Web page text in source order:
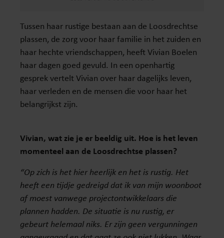
Tussen haar rustige bestaan aan de Loosdrechtse
plassen, de zorg voor haar familie in het zuiden en
haar hechte vriendschappen, heeft Vivian Boelen
haar dagen goed gevuld. In een openhartig
gesprek vertelt Vivian over haar dagelijks leven,
haar verleden en de mensen die voor haar het
belangrijkst zijn.
Vivian, wat zie je er beeldig uit. Hoe is het leven
momenteel aan de Loosdrechtse plassen?
“Op zich is het hier heerlijk en het is rustig. Het
heeft een tijdje gedreigd dat ik van mijn woonboot
af moest vanwege projectontwikkelaars die
plannen hadden. De situatie is nu rustig, er
gebeurt helemaal niks. Er zijn geen vergunningen